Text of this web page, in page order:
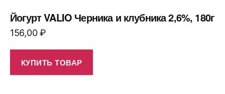
Йогурт VALIO Черника и клубника 2,6%, 180г
156,00₽
КУПИТЬ ТОВАР